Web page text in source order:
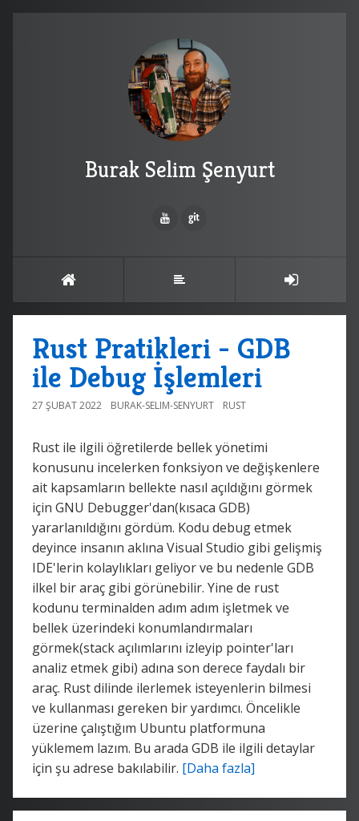
Burak Selim Şenyurt
Rust Pratikleri - GDB
ile Debug İşlemleri
27 ŞUBAT 2022 BURAK-SELIM-SENYURT RUST
Rust ile ilgili öğretilerde bellek yönetimi
konusunu incelerken fonksiyon ve değişkenlere
ait kapsamların bellekte nasıl açıldığını görmek
için GNU Debugger'dan(kısaca GDB)
yararlanıldığını gördüm. Kodu debug etmek
deyince insanın aklına Visual Studio gibi gelişmiş
IDE'lerin kolaylıkları geliyor ve bu nedenle GDB
ilkel bir araç gibi görünebilir. Yine de rust
kodunu terminalden adım adım işletmek ve
bellek üzerindeki konumlandırmaları
görmek(stack açılımlarını izleyip pointer'ları
analiz etmek gibi) adına son derece faydalı bir
araç. Rust dilinde ilerlemek isteyenlerin bilmesi
ve kullanması gereken bir yardımcı. Öncelikle
üzerine çalıştığım Ubuntu platformuna
yüklemem lazım. Bu arada GDB ile ilgili detaylar
için şu adrese bakılabilir. [Daha fazla]